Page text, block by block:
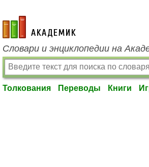
academic.ru
Словари и энциклопедии на
Толкования Переводы Книги